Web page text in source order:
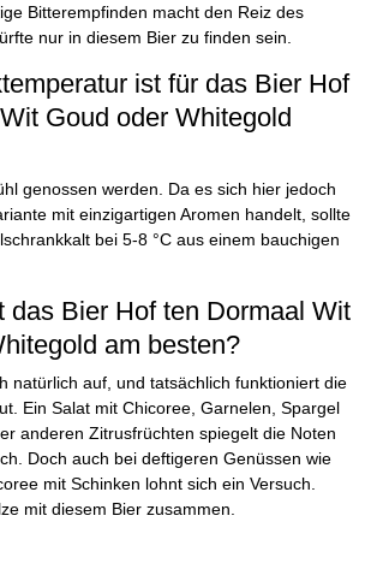
Bitterempfinden macht den Reiz des
nur in diesem Bier zu finden sein.
ist für das Bier Hof
Goud oder Whitegold
genossen werden. Da es sich hier jedoch
mit einzigartigen Aromen handelt, sollte
bei 5-8 °C aus einem bauchigen
das Bier Hof ten Dormaal Wit
am besten?
natürlich auf, und tatsächlich funktioniert die
Ein Salat mit Chicoree, Garnelen, Spargel
anderen Zitrusfrüchten spiegelt die Noten
Doch auch bei deftigeren Genüssen wie
mit Schinken lohnt sich ein Versuch.
mit diesem Bier zusammen.